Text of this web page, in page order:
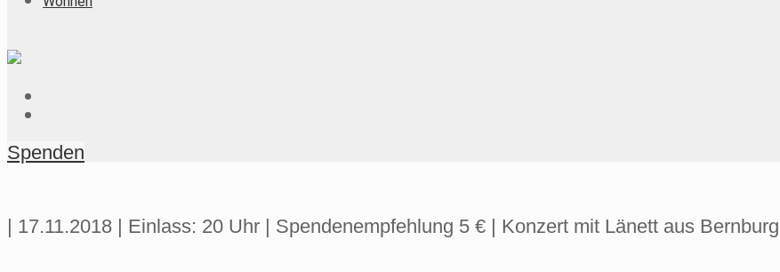
Spenden
| 17.11.2018 | Einlass: 20 Uhr | Spendenempfehlung 5 € | Konzert mit Länett aus Bernburg